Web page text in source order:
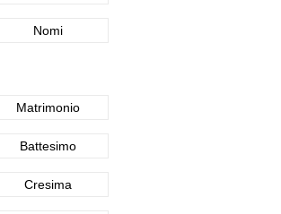
Nomi
Matrimonio
Battesimo
Cresima